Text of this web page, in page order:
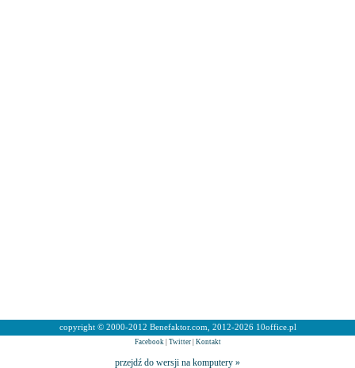
copyright © 2000-2012 Benefaktor.com, 2012-2026 10office.pl
Facebook| Twitter| Kontakt
przejdź do wersji na komputery »